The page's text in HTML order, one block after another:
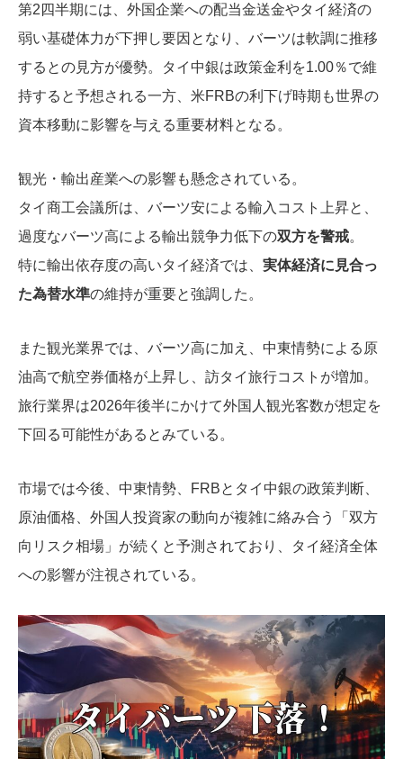
第2四半期には、外国企業への配当金送金やタイ経済の
弱い基礎体力が下押し要因となり、バーツは軟調に推移
するとの見方が優勢。タイ中銀は政策金利を1.00％で維
持すると予想される一方、米FRBの利下げ時期も世界の
資本移動に影響を与える重要材料となる。
観光・輸出産業への影響も懸念されている。
タイ商工会議所は、バーツ安による輸入コスト上昇と、
過度なバーツ高による輸出競争力低下の双方を警戒。
特に輸出依存度の高いタイ経済では、 実体経済に見合っ
た為替水準の維持が重要と強調した。
また観光業界では、バーツ高に加え、中東情勢による原
油高で航空券価格が上昇し、訪タイ旅行コストが増加。
旅行業界は2026年後半にかけて外国人観光客数が想定を
下回る可能性があるとみている。
市場では今後、中東情勢、FRBとタイ中銀の政策判断、
原油価格、外国人投資家の動向が複雑に絡み合う「双方
向リスク相場」が続くと予測されており、タイ経済全体
への影響が注視されている。